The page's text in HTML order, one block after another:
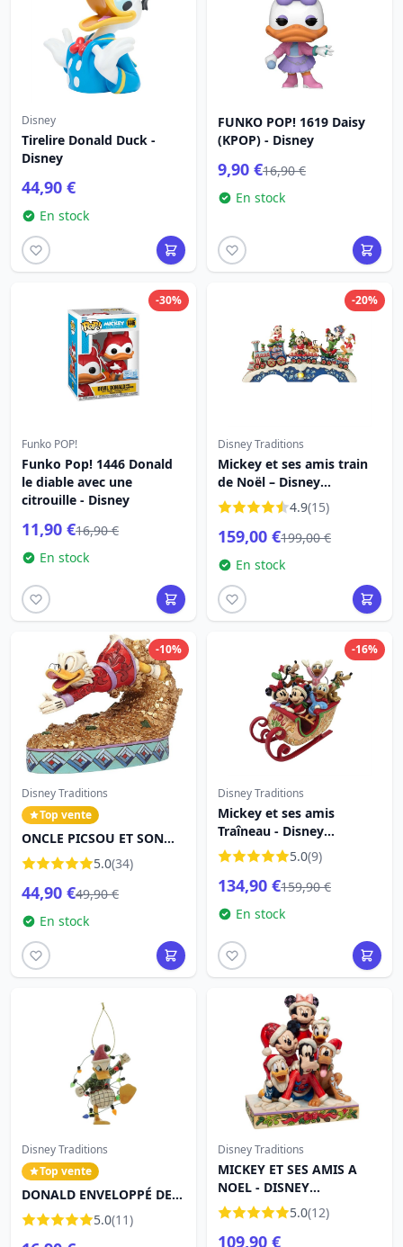
Disney
Tirelire Donald Duck -
Disney
44,90 €
En stock
FUNKO POP! 1619 Daisy
(KPOP) - Disney
9,90 €16,90 €
En stock
-30%
Funko POP!
Funko Pop! 1446 Donald
le diable avec une
citrouille - Disney
11,90 €16,90 €
En stock
-20%
Disney Traditions
Mickey et ses amis train
de Noël – Disney
Traditions
4.9(15)
159,00 €199,00 €
En stock
-10%
Disney Traditions
Top vente
ONCLE PICSOU ET SON
TRESOR DISNEY
TRADITIONS
5.0(34)
44,90 €49,90 €
En stock
-16%
Disney Traditions
Mickey et ses amis
Traîneau - Disney
Traditions
5.0(9)
134,90 €159,90 €
En stock
Disney Traditions
Top vente
DONALD ENVELOPPÉ DE
GUIRLANDES DE NOËL HO
- DISNEY TRADITIONS
5.0(11)
Disney Traditions
MICKEY ET SES AMIS A
NOEL - DISNEY
TRADITIONS5.0(12)
109,90 €